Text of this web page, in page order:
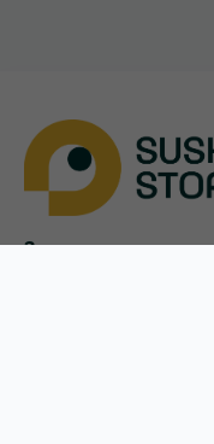
Завантажити